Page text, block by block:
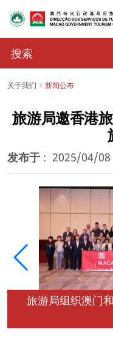
关于我们 新闻公布
旅游局邀香港
发布于 : 2025/04/08
旅游局组织澳门